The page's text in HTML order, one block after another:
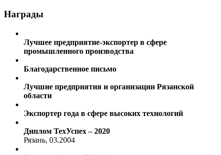
Награды
Лучшее предприятие-экспортер в сфере
промышленного производства
Благодарственное письмо
Лучшие предприятия и организации Рязанской
области
Экспортер года в сфере высоких технологий
Диплом ТехУспех – 2020
Рязань, 03.2004